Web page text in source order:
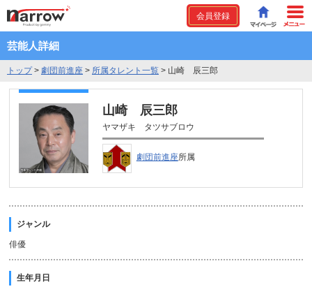
会員登録
芸能人詳細
トップ> 劇団前進座 > 所属タレント一覧 > 山崎 辰三郎
山崎 辰三郎
ヤマザキ タツサブロウ
劇団前進座所属
ジャンル
俳優
生年月日